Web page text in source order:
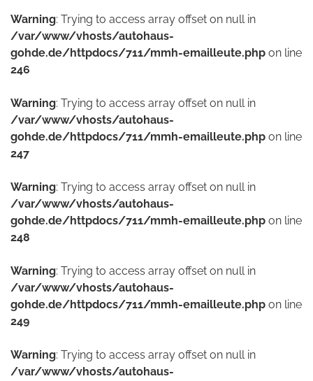
Warning: Trying to access array offset on null in
/var/www/vhosts/autohaus-
gohde.de/httpdocs/711/mmh-emailleute.php on line
246
Warning: Trying to access array offset on null in
/var/www/vhosts/autohaus-
gohde.de/httpdocs/711/mmh-emailleute.php on line
247
Warning: Trying to access array offset on null in
/var/www/vhosts/autohaus-
gohde.de/httpdocs/711/mmh-emailleute.php on line
248
Warning: Trying to access array offset on null in
/var/www/vhosts/autohaus-
gohde.de/httpdocs/711/mmh-emailleute.php on line
249
Warning: Trying to access array offset on null in
/var/www/vhosts/autohaus-